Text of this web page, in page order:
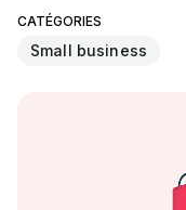
CATÉGORIES
Small business